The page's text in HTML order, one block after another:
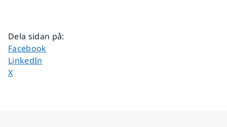
Dela sidan på:
Dela sidan på
Facebook
Dela sidan på
LinkedIn
Dela sidan på
X